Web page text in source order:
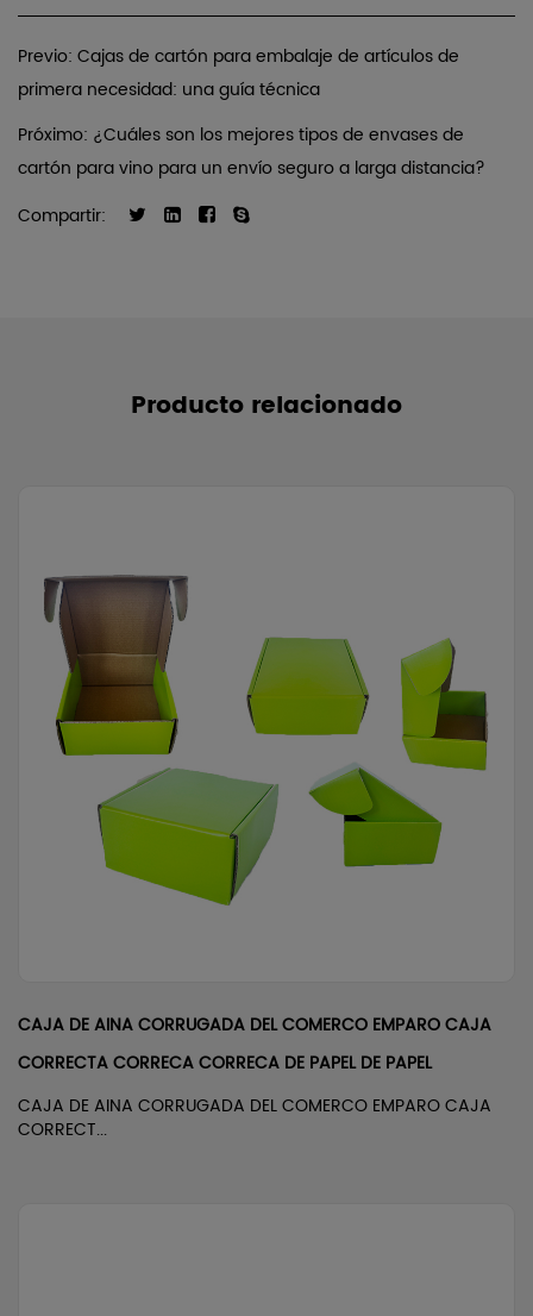
Previo: Cajas de cartón para embalaje de artículos de
primera necesidad: una guía técnica
Próximo: ¿Cuáles son los mejores tipos de envases de
cartón para vino para un envío seguro a larga distancia?
Compartir:
Producto relacionado
CAJA DE AINA CORRUGADA DEL COMERCO EMPARO CAJA
CORRECTA CORRECA CORRECA DE PAPEL DE PAPEL
CAJA DE AINA CORRUGADA DEL COMERCO EMPARO CAJA
CORRECT...